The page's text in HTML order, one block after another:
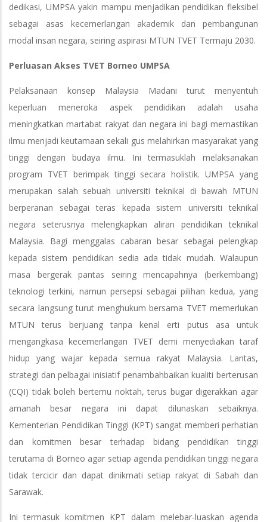
dedikasi, UMPSA yakin mampu menjadikan pendidikan fleksibel
sebagai asas kecemerlangan akademik dan pembangunan
modal insan negara, seiring aspirasi MTUN TVET Termaju 2030.
Perluasan Akses TVET Borneo UMPSA
Pelaksanaan konsep Malaysia Madani turut menyentuh
keperluan meneroka aspek pendidikan adalah usaha
meningkatkan martabat rakyat dan negara ini bagi memastikan
ilmu menjadi keutamaan sekali gus melahirkan masyarakat yang
tinggi dengan budaya ilmu. Ini termasuklah melaksanakan
program TVET berimpak tinggi secara holistik. UMPSA yang
merupakan salah sebuah universiti teknikal di bawah MTUN
berperanan sebagai teras kepada sistem universiti teknikal
negara seterusnya melengkapkan aliran pendidikan teknikal
Malaysia. Bagi menggalas cabaran besar sebagai pelengkap
kepada sistem pendidikan sedia ada tidak mudah. Walaupun
masa bergerak pantas seiring mencapahnya (berkembang)
teknologi terkini, namun persepsi sebagai pilihan kedua, yang
secara langsung turut menghukum bersama TVET memerlukan
MTUN terus berjuang tanpa kenal erti putus asa untuk
mengangkasa kecemerlangan TVET demi menyediakan taraf
hidup yang wajar kepada semua rakyat Malaysia. Lantas,
strategi dan pelbagai inisiatif penambahbaikan kualiti berterusan
(CQI) tidak boleh bertemu noktah, terus bugar digerakkan agar
amanah besar negara ini dapat dilunaskan sebaiknya.
Kementerian Pendidikan Tinggi (KPT) sangat memberi perhatian
dan komitmen besar terhadap bidang pendidikan tinggi
terutama di Borneo agar setiap agenda pendidikan tinggi negara
tidak tercicir dan dapat dinikmati setiap rakyat di Sabah dan
Sarawak.
Ini termasuk komitmen KPT dalam melebar-luaskan agenda